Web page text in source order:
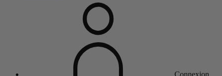
Connexion